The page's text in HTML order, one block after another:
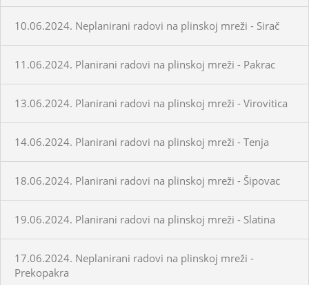
10.06.2024. Neplanirani radovi na plinskoj mreži - Sirač
11.06.2024. Planirani radovi na plinskoj mreži - Pakrac
13.06.2024. Planirani radovi na plinskoj mreži - Virovitica
14.06.2024. Planirani radovi na plinskoj mreži - Tenja
18.06.2024. Planirani radovi na plinskoj mreži - Šipovac
19.06.2024. Planirani radovi na plinskoj mreži - Slatina
17.06.2024. Neplanirani radovi na plinskoj mreži -
Prekopakra